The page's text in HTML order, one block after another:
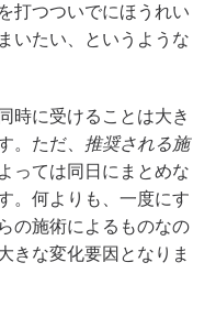
打つついでにほうれい
いたい、というような
時に受けることは大き
。ただ、 推奨される施
っては同日にまとめな
。何よりも、一度にす
の施術によるものなの
きな変化要因となりま